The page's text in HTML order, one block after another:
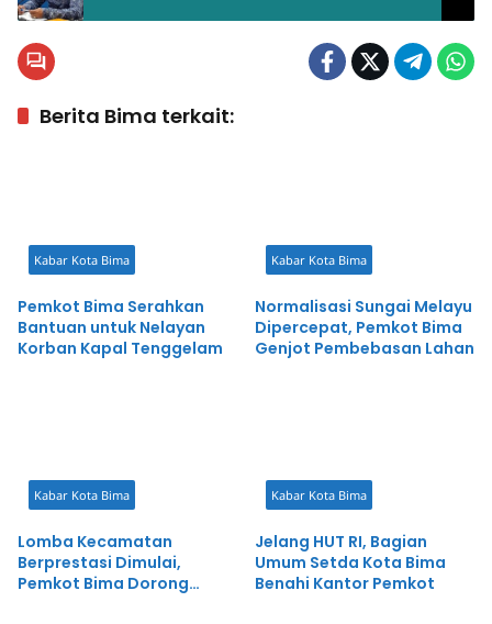
Berita Bima terkait:
Kabar Kota Bima
Pemkot Bima Serahkan
Bantuan untuk Nelayan
Korban Kapal Tenggelam
Kabar Kota Bima
Normalisasi Sungai Melayu
Dipercepat, Pemkot Bima
Genjot Pembebasan Lahan
Kabar Kota Bima
Lomba Kecamatan
Berprestasi Dimulai,
Pemkot Bima Dorong
Kabar Kota Bima
Jelang HUT RI, Bagian
Umum Setda Kota Bima
Benahi Kantor Pemkot